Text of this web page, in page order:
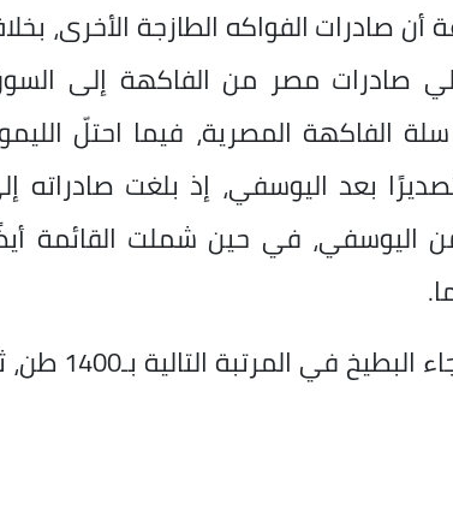
أن صادرات الفواكه الطازجة الأخرى،
شكّلت نحو 8% من إجمالي صادرات مصر من الفاكهة إلى
الفاكهة المصرية، فيما احتلّ
بعد اليوسفي، إذ بلغت صادراته
مقارنة بـ21 ألف طن من اليوسفي، في حين شملت القائمة
وسجّلت الفراولة صادرات بلغت 2500 طن، وجاء البطيخ